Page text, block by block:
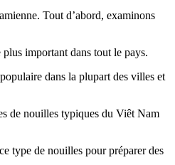
Tout d’abord, examinons
important dans tout le pays.
dans la plupart des villes et
de nouilles typiques du Viêt Nam
type de nouilles pour préparer des